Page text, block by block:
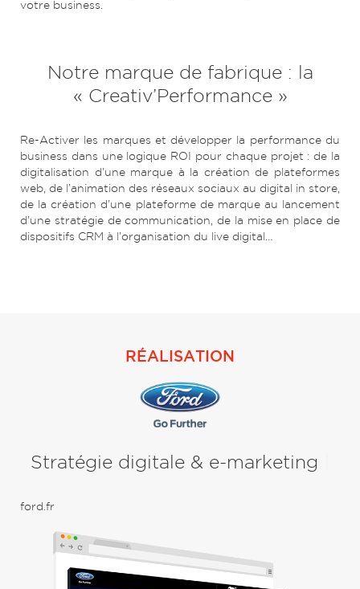
votre business.
Notre marque de fabrique : la
« Creativ’Performance »
Re-Activer les marques et développer la performance du
business dans une logique ROI pour chaque projet : de la
digitalisation d’une marque à la création de plateformes
web, de l’animation des réseaux sociaux au digital in store,
de la création d’une plateforme de marque au lancement
d’une stratégie de communication, de la mise en place de
dispositifs CRM à l’organisation du live digital…
RÉALISATION
Stratégie digitale & e-marketing
ford.fr